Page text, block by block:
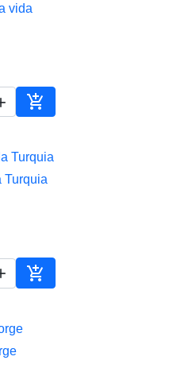
vida

Adicionar ao carrinho
Turquia

Adicionar ao carrinho